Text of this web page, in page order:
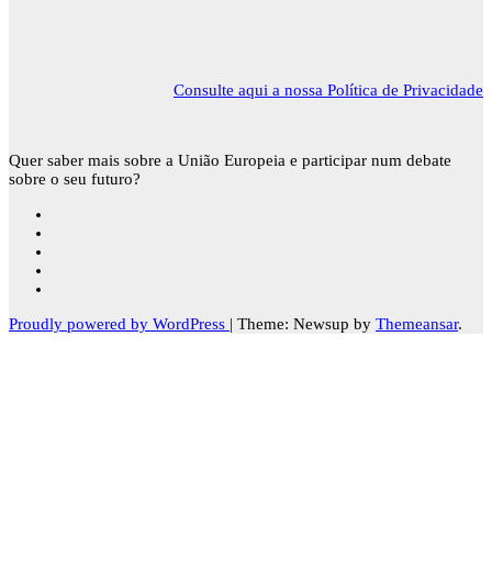
Consulte aqui a nossa Política de Privacidade
Quer saber mais sobre a União Europeia e participar num debate
sobre o seu futuro?
Proudly powered by WordPress | Theme: Newsup by Themeansar.